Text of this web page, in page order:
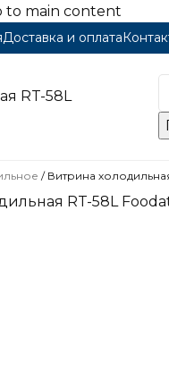
to main content
Доставка и оплата
/ Витрина